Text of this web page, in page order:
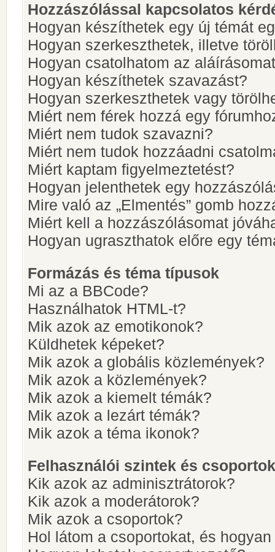
Hozzászólással kapcsolatos
Hogyan készíthetek egy új témát
Hogyan szerkeszthetek, illetve
Hogyan csatolhatom az
Hogyan készíthetek szavazást?
Hogyan szerkeszthetek vagy
Miért nem férek hozzá egy
Miért nem tudok szavazni?
Miért nem tudok hozzáadni
Miért kaptam figyelmeztetést?
Hogyan jelenthetek egy
Mire való az „Elmentés” gomb
Miért kell a hozzászólásomat
Hogyan ugraszthatok előre egy
Formázás és téma típusok
Mi az a BBCode?
Használhatok HTML-t?
Mik azok az emotikonok?
Küldhetek képeket?
Mik azok a globális közlemények?
Mik azok a közlemények?
Mik azok a kiemelt témák?
Mik azok a lezárt témák?
Mik azok a téma ikonok?
Felhasználói szintek és csoportok
Kik azok az adminisztrátorok?
Kik azok a moderátorok?
Mik azok a csoportok?
Hol látom a csoportokat, és